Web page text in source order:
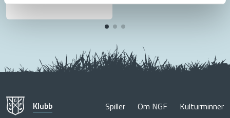
Klubb Spiller Om NGF Kulturminner